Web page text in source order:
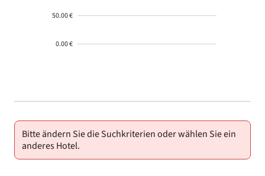
50.00 €
0.00 €
01-02
Bitte ändern Sie die Suchkriterien oder wählen Sie ein
anderes Hotel.